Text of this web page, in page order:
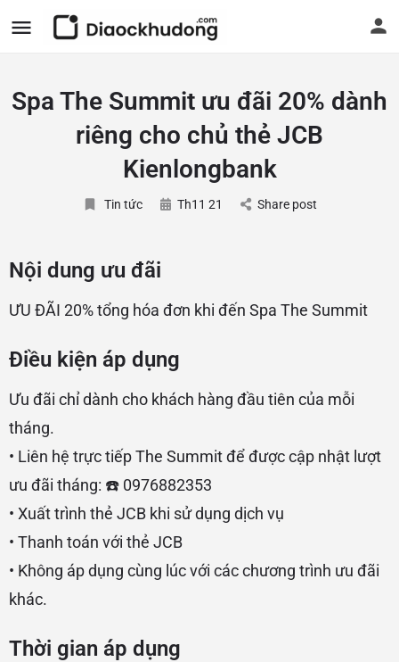
Spa The Summit ưu đãi 20% dành
riêng cho chủ thẻ JCB
Kienlongbank
Tin tức Th11 21 Share post
Nội dung ưu đãi
ƯU ĐÃI 20% tổng hóa đơn khi đến Spa The Summit
Điều kiện áp dụng
Ưu đãi chỉ dành cho khách hàng đầu tiên của mỗi
tháng.
• Liên hệ trực tiếp The Summit để được cập nhật lượt
ưu đãi tháng: ☎️ 0976882353
• Xuất trình thẻ JCB khi sử dụng dịch vụ
• Thanh toán với thẻ JCB
• Không áp dụng cùng lúc với các chương trình ưu đãi
khác.
Thời gian áp dụng